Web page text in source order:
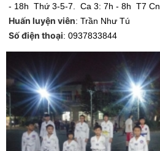
- 18h Thứ 3-5-7. Ca 3: 7h - 8h T7 Cn
Huấn luyện viên: Trần Như Tú
Số điện thoại: 0937833844